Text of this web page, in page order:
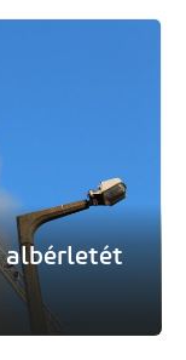
albérletét